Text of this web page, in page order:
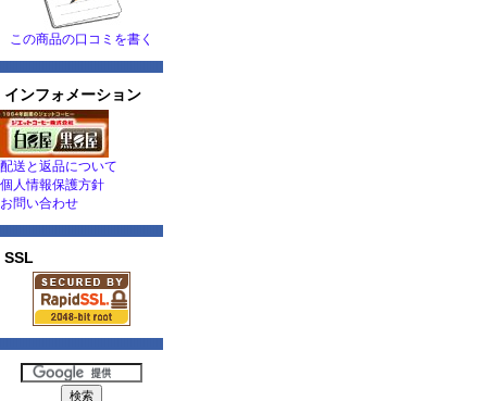
この商品の口コミを書く
インフォメーション
配送と返品について
個人情報保護方針
お問い合わせ
SSL